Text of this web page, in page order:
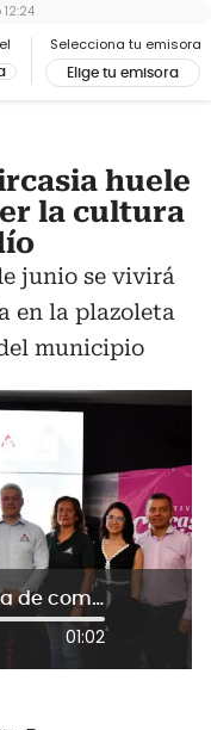
Selecciona tu emisora
Elige tu emisora
12:24
huele
la cultura
junio se vivirá
en la plazoleta
municipio
Presidente de la cámara de comercio
01:02